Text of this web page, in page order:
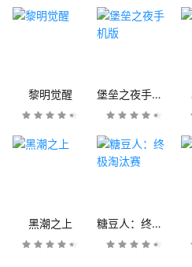
黎明觉醒 堡垒之夜手机版
黑潮之上 糖豆人：终极淘汰赛